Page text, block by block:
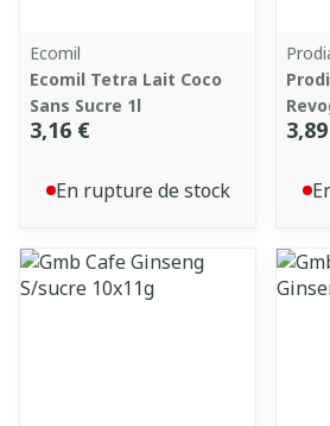
Ecomil
Ecomil Tetra Lait Coco
Sans Sucre 1l
3,16 €
En rupture de stock